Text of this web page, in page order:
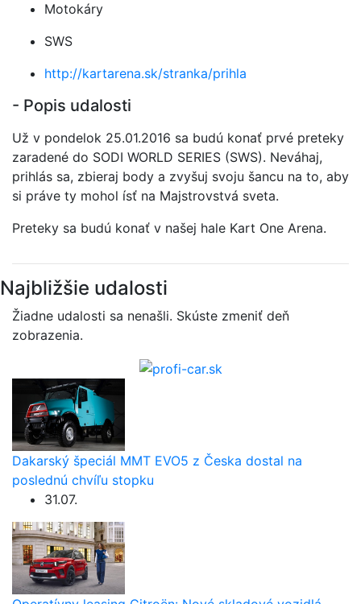
Motokáry
SWS
http://kartarena.sk/stranka/prihla
- Popis udalosti
Už v pondelok 25.01.2016 sa budú konať prvé preteky
zaradené do SODI WORLD SERIES (SWS). Neváhaj,
prihlás sa, zbieraj body a zvyšuj svoju šancu na to, aby
si práve ty mohol ísť na Majstrovstvá sveta.
Preteky sa budú konať v našej hale Kart One Arena.
Najbližšie udalosti
Žiadne udalosti sa nenašli. Skúste zmeniť deň
zobrazenia.
Dakarský špeciál MMT EVO5 z Česka dostal na
poslednú chvíľu stopku
31.07.